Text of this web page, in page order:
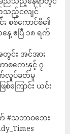
သည့်ငလျင်
း စစ်ကောင်စီ၏
ေ့ ဧပြီ ၁၈ ရက်
တွင်း အင်အား
စကေးနှင့် ၇
လှုပ်ခတ်မှု
စ်ကြောင်း ယင်း
#သဘာဝဘေး